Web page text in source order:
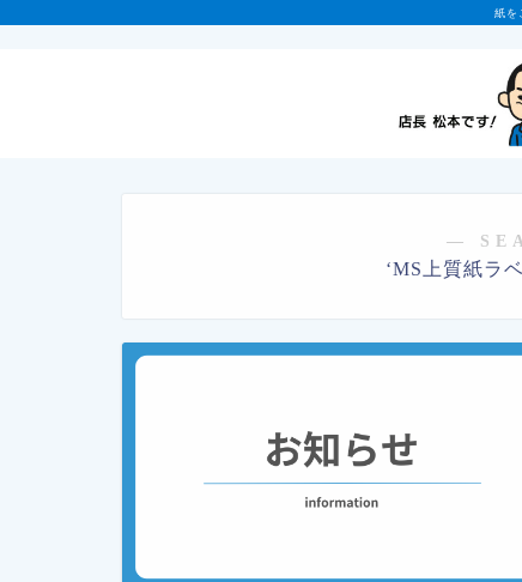
紙を
―
‘MS上質紙ラ